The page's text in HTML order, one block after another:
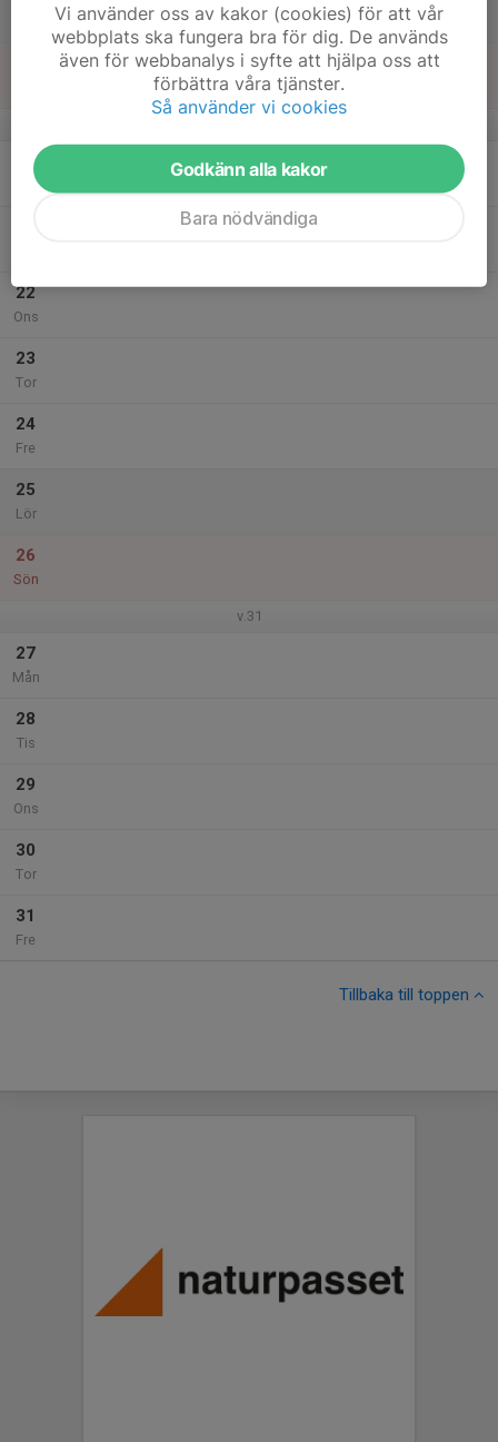
20
Mån
22
Ons
23
Tor
24
Fre
25
Lör
26
Sön
v.31
27
Mån
28
Tis
29
Ons
30
Tor
31
Fre
Tillbaka till toppen
Vi använder oss av kakor (cookies) för att vår
webbplats ska fungera bra för dig. De används
även för webbanalys i syfte att hjälpa oss att
förbättra våra tjänster.
Så använder vi cookies
Godkänn alla kakor
Bara nödvändiga